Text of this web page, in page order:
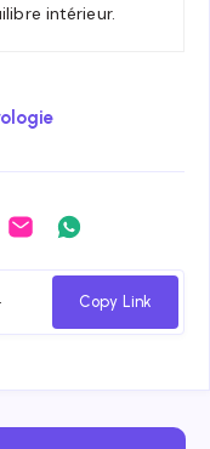
intérieur.
Share
Whatsapp
Copy Link